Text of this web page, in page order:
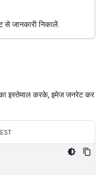
से जानकारी निकालें.
इस्तेमाल करके, इमेज जनरेट कर